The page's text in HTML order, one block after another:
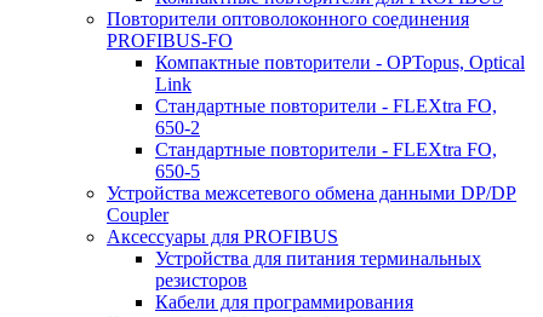
Повторители оптоволоконного соединения
PROFIBUS-FO
Компактные повторители - OPTopus, Optical
Link
Стандартные повторители - FLEXtra FO,
650-2
Стандартные повторители - FLEXtra FO,
650-5
Устройства межсетевого обмена данными DP/DP
Coupler
Аксессуары для PROFIBUS
Устройства для питания терминальных
резисторов
Кабели для программирования